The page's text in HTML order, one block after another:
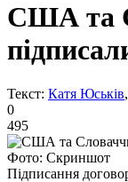
США та
Текст: Катя Юськів
0
495
Фото: Скриншот
Підписання